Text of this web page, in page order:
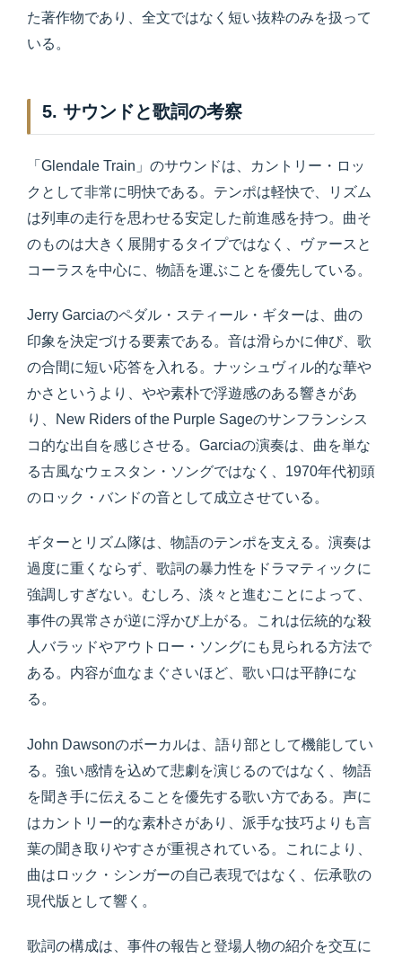
た著作物であり、全文ではなく短い抜粋のみを扱って
いる。
5. サウンドと歌詞の考察
「Glendale Train」のサウンドは、カントリー・ロッ
クとして非常に明快である。テンポは軽快で、リズム
は列車の走行を思わせる安定した前進感を持つ。曲そ
のものは大きく展開するタイプではなく、ヴァースと
コーラスを中心に、物語を運ぶことを優先している。
Jerry Garciaのペダル・スティール・ギターは、曲の
印象を決定づける要素である。音は滑らかに伸び、歌
の合間に短い応答を入れる。ナッシュヴィル的な華や
かさというより、やや素朴で浮遊感のある響きがあ
り、New Riders of the Purple Sageのサンフランシス
コ的な出自を感じさせる。Garciaの演奏は、曲を単な
る古風なウェスタン・ソングではなく、1970年代初頭
のロック・バンドの音として成立させている。
ギターとリズム隊は、物語のテンポを支える。演奏は
過度に重くならず、歌詞の暴力性をドラマティックに
強調しすぎない。むしろ、淡々と進むことによって、
事件の異常さが逆に浮かび上がる。これは伝統的な殺
人バラッドやアウトロー・ソングにも見られる方法で
ある。内容が血なまぐさいほど、歌い口は平静にな
る。
John Dawsonのボーカルは、語り部として機能してい
る。強い感情を込めて悲劇を演じるのではなく、物語
を聞き手に伝えることを優先する歌い方である。声に
はカントリー的な素朴さがあり、派手な技巧よりも言
葉の聞き取りやすさが重視されている。これにより、
曲はロック・シンガーの自己表現ではなく、伝承歌の
現代版として響く。
歌詞の構成は、事件の報告と登場人物の紹介を交互に